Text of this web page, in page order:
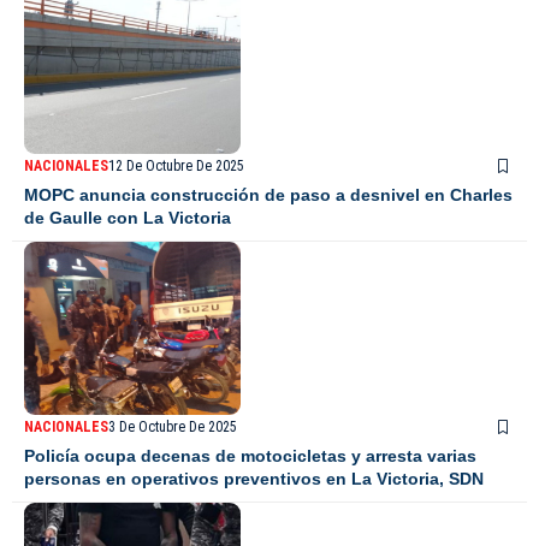
NACIONALES12 De Octubre De 2025
MOPC anuncia construcción de paso a desnivel en Charles
de Gaulle con La Victoria
NACIONALES3 De Octubre De 2025
Policía ocupa decenas de motocicletas y arresta varias
personas en operativos preventivos en La Victoria, SDN